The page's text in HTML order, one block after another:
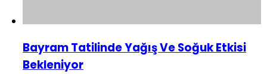
Bayram Tatilinde Yağış Ve Soğuk Etkisi
Bekleniyor